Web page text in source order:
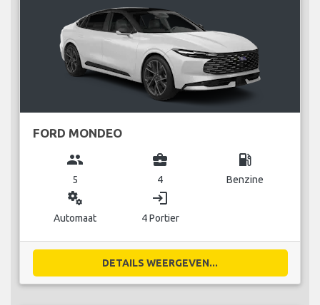
FORD MONDEO
group
5
business_center
4
local_gas_station
Benzine
miscellaneous_services
Automaat
login
4 Portier
DETAILS WEERGEVEN...